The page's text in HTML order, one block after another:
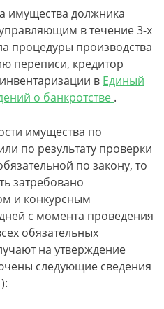
имущества должника
в течение 3-х
процедуры производства
переписи, кредитор
в Единый
о банкротстве .
имущества по
по результату проверки
по закону, то
затребовано
и конкурсным
с момента проведения
обязательных
на утверждение
следующие сведения